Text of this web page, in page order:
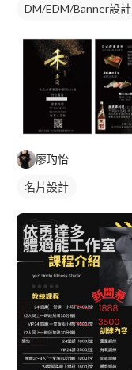
DM/EDM/Banner設計
廖玓怡
名片設計